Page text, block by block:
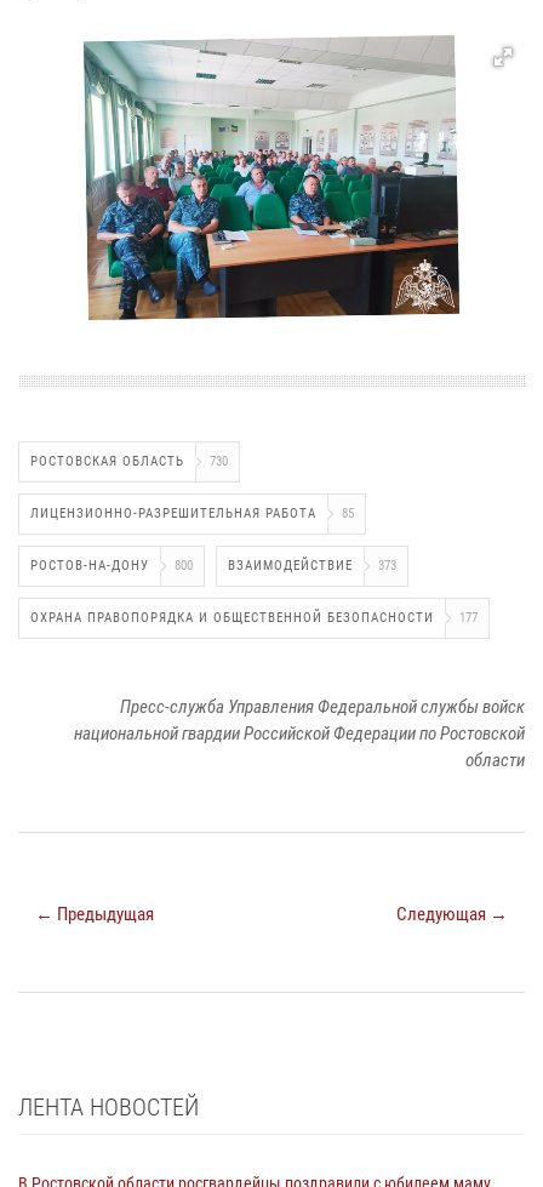
РОСТОВСКАЯ ОБЛАСТЬ 730
ЛИЦЕНЗИОННО-РАЗРЕШИТЕЛЬНАЯ РАБОТА 85
РОСТОВ-НА-ДОНУ 800 ВЗАИМОДЕЙСТВИЕ 373
ОХРАНА ПРАВОПОРЯДКА И ОБЩЕСТВЕННОЙ БЕЗОПАСНОСТИ 177
Пресс-служба Управления Федеральной службы войск
национальной гвардии Российской Федерации по Ростовской
области
← Предыдущая Следующая →
ЛЕНТА НОВОСТЕЙ
В Ростовской области росгвардейцы поздравили с юбилеем маму